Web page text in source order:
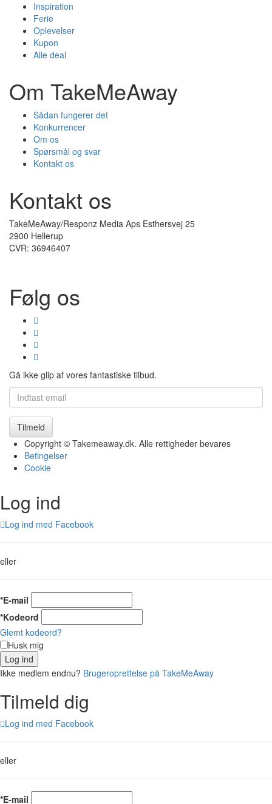
Inspiration
Ferie
Oplevelser
Kupon
Alle deal
Om TakeMeAway
Sådan fungerer det
Konkurrencer
Om os
Spørsmål og svar
Kontakt os
Kontakt os
TakeMeAway/Responz Media Aps Esthersvej 25
2900 Hellerup
CVR: 36946407
Følg os
Gå ikke glip af vores fantastiske tilbud.
Tilmeld
Copyright © Takemeaway.dk. Alle rettigheder bevares
Betingelser
Cookie
Log ind
Log ind med Facebook
eller
*E-mail
*Kodeord
Glemt kodeord?
Husk mig
Log ind
Ikke medlem endnu? Brugeroprettelse på TakeMeAway
Tilmeld dig
Log ind med Facebook
eller
*E-mail